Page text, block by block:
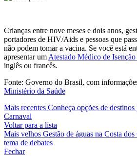
Crianças entre nove meses e dois anos,
portadores de HIV/Aids e pessoas que
não podem tomar a vacina. Se você está
apresentar um Atestado Médico de
inglês ou francês.
Fonte: Governo do Brasil, com
Ministério da Saúde
Mais recentes Conheça opções de destinos
Carnaval
Voltar para a lista
Mais velhos Gestão de águas na Costa
tema de debates
Fechar